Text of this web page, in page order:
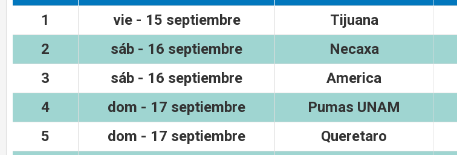
1
vie - 15 septiembre Tijuana
2
sáb - 16 septiembre Necaxa
3
sáb - 16 septiembre America
4
dom - 17 septiembre Pumas UNAM
5
dom - 17 septiembre Queretaro